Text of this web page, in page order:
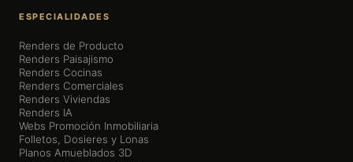
ESPECIALIDADES
Renders de Producto
Renders Paisajismo
Renders Cocinas
Renders Comerciales
Renders Viviendas
Renders IA
Webs Promoción Inmobiliaria
Folletos, Dosieres y Lonas
Planos Amueblados 3D